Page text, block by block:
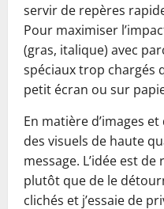
servir de repères
Pour maximiser
(gras, italique) avec
spéciaux trop chargés
petit écran ou sur
En matière d’images
des visuels de haute
message. L’idée est
plutôt que de le
clichés et j’essaie de